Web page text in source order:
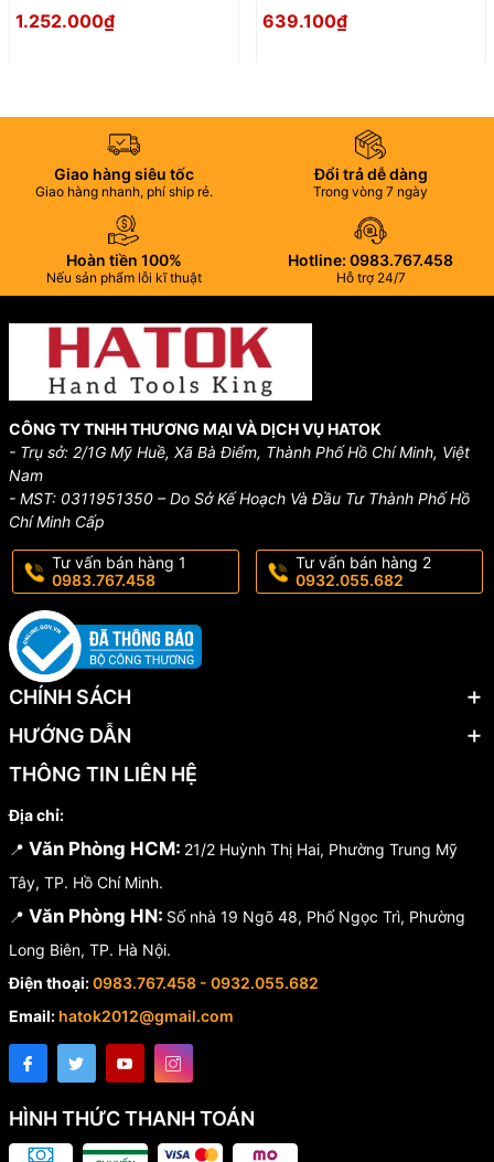
1.252.000₫ 639.100₫
Giao hàng siêu tốc
Giao hàng nhanh, phí ship rẻ.
Đổi trả dễ dàng
Trong vòng 7 ngày
Hoàn tiền 100%
Nếu sản phẩm lỗi kĩ thuật
Hotline: 0983.767.458
Hỗ trợ 24/7
CÔNG TY TNHH THƯƠNG MẠI VÀ DỊCH VỤ HATOK
- Trụ sở: 2/1G Mỹ Huề, Xã Bà Điểm, Thành Phố Hồ Chí Minh, Việt
Nam
- MST: 0311951350 – Do Sở Kế Hoạch Và Đầu Tư Thành Phố Hồ
Chí Minh Cấp
Tư vấn bán hàng 1
0983.767.458
Tư vấn bán hàng 2
0932.055.682
CHÍNH SÁCH
HƯỚNG DẪN
THÔNG TIN LIÊN HỆ
Địa chỉ:
📍 Văn Phòng HCM: 21/2 Huỳnh Thị Hai, Phường Trung Mỹ
Tây, TP. Hồ Chí Minh.
📍 Văn Phòng HN: Số nhà 19 Ngõ 48, Phố Ngọc Trì, Phường
Long Biên, TP. Hà Nội.
Điện thoại:0983.767.458 - 0932.055.682
Email: hatok2012@gmail.com
HÌNH THỨC THANH TOÁN